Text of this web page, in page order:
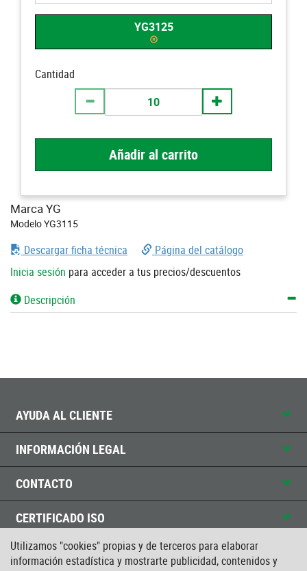
Utilizamos "cookies" propias y de terceros para elaborar
información estadística y mostrarte publicidad, contenidos y
YG3125
Cantidad
Añadir al carrito
Marca YG
Modelo YG3115
Descargar ficha técnica
Página del catálogo
Inicia sesión para acceder a tus precios/descuentos
Descripción
AYUDA AL CLIENTE
INFORMACIÓN LEGAL
CONTACTO
CERTIFICADO ISO